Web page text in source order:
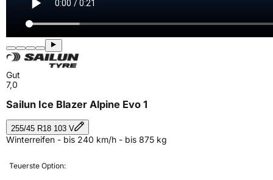
Gut
7,0
Sailun Ice Blazer Alpine Evo 1
255/45 R18 103 V
Winterreifen - bis 240 km/h - bis 875 kg
Teuerste Option: